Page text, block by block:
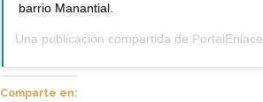
barrio Manantial.
Una publicación compartida de PortalEnlace
Comparte en: